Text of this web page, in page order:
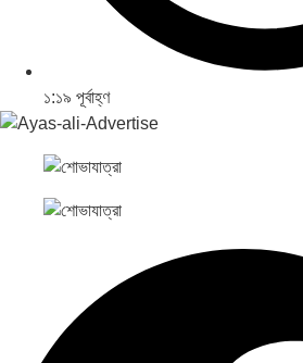
১:১৯ পূর্বাহ্ণ